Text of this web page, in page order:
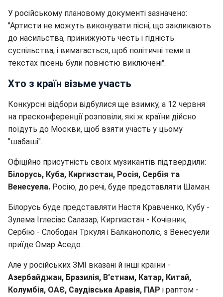
У російському плановому документі зазначено:
"Артисти не можуть виконувати пісні, що закликають
до насильства, принижують честь і гідність
суспільства, і вимагається, щоб політичні теми в
текстах пісень були повністю виключені".
Хто з країн візьме участь
Конкурсні відбори відбулися ще взимку, а 12 червня
на пресконференції розповіли, які ж країни дійсно
поїдуть до Москви, щоб взяти участь у цьому
"шабаші".
Офіційно присутність своїх музикантів підтвердили:
Білорусь, Куба, Киргизстан, Росія, Сербія та
Венесуела. Росію, до речі, буде представляти Шаман.
Білорусь буде представляти Настя Кравченко, Кубу -
Зулема Іглесіас Салазар, Киргизстан - Кочівник,
Сербію - Слободан Тркуля і Балканополіс, з Венесуели
приїде Омар Аседо.
Але у російських ЗМІ вказані й інші країни -
Азербайджан, Бразилія, В'єтнам, Катар, Китай,
Колумбія, ОАЄ, Саудівська Аравія, ПАР і раптом -